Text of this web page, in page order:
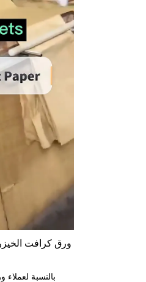
بالنسبة لعملاء